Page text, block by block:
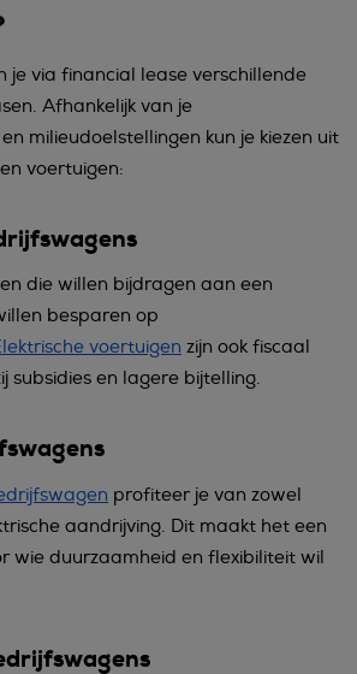
je via financial lease verschillende
Afhankelijk van je
milieudoelstellingen kun je kiezen uit
voertuigen:
die willen bijdragen aan een
besparen op
voertuigen zijn ook fiscaal
subsidies en lagere bijtelling.
profiteer je van zowel
aandrijving. Dit maakt het een
wie duurzaamheid en flexibiliteit wil